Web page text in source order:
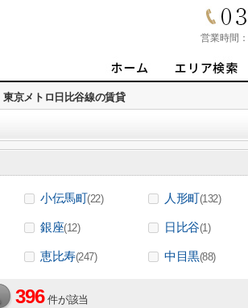
営業時間：
東京メトロ日比谷線の賃貸
小伝馬町(22) 人形町(132)
銀座(12) 日比谷(1)
恵比寿(247) 中目黒(88)
396 件が該当